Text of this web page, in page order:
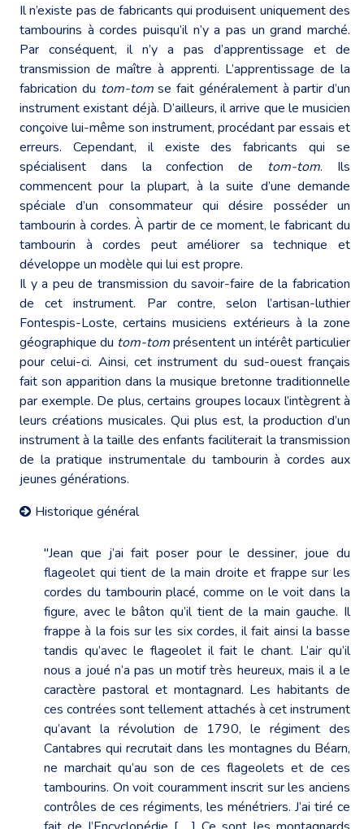
Il n’existe pas de fabricants qui produisent uniquement des
tambourins à cordes puisqu’il n’y a pas un grand marché.
Par conséquent, il n’y a pas d’apprentissage et de
transmission de maître à apprenti. L’apprentissage de la
fabrication du tom-tomse fait généralement à partir d’un
instrument existant déjà. D’ailleurs, il arrive que le musicien
conçoive lui-même son instrument, procédant par essais et
erreurs. Cependant, il existe des fabricants qui se
spécialisent dans la confection de tom-tom. Ils
commencent pour la plupart, à la suite d’une demande
spéciale d’un consommateur qui désire posséder un
tambourin à cordes. À partir de ce moment, le fabricant du
tambourin à cordes peut améliorer sa technique et
développe un modèle qui lui est propre.
Il y a peu de transmission du savoir-faire de la fabrication
de cet instrument. Par contre, selon l’artisan-luthier
Fontespis-Loste, certains musiciens extérieurs à la zone
géographique du tom-tomprésentent un intérêt particulier
pour celui-ci. Ainsi, cet instrument du sud-ouest français
fait son apparition dans la musique bretonne traditionnelle
par exemple. De plus, certains groupes locaux l’intègrent à
leurs créations musicales. Qui plus est, la production d’un
instrument à la taille des enfants faciliterait la transmission
de la pratique instrumentale du tambourin à cordes aux
jeunes générations.
Historique général
"Jean que j’ai fait poser pour le dessiner, joue du
flageolet qui tient de la main droite et frappe sur les
cordes du tambourin placé, comme on le voit dans la
figure, avec le bâton qu’il tient de la main gauche. Il
frappe à la fois sur les six cordes, il fait ainsi la basse
tandis qu’avec le flageolet il fait le chant. L’air qu’il
nous a joué n’a pas un motif très heureux, mais il a le
caractère pastoral et montagnard. Les habitants de
ces contrées sont tellement attachés à cet instrument
qu’avant la révolution de 1790, le régiment des
Cantabres qui recrutait dans les montagnes du Béarn,
ne marchait qu’au son de ces flageolets et de ces
tambourins. On voit couramment inscrit sur les anciens
contrôles de ces régiments, les ménétriers. J’ai tiré ce